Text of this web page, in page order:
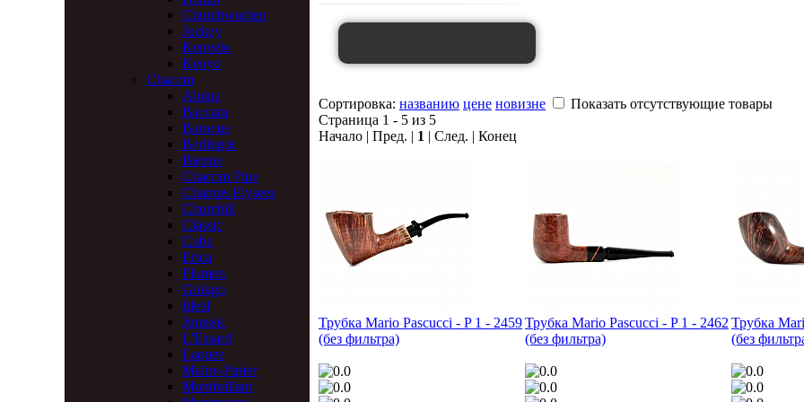
Churchwarden
Jockey
Kenvelo
Kenyo
Chacom
Alpina
Baccara
Baroque
Berlingot
Bienne
Chacom Pipe
Champs Elysees
Churchill
Classic
Cuba
Erica
Flumen
Ginkgo
Ideal
Jurassic
L'Essard
Laquee
Maitre-Pipier
Montbrillant
Сортировка: названию цене новизне
Показать отсутствующие товары
Страница 1 - 5 из 5
Начало | Пред. | 1 | След. | Конец
Трубка Mario Pascucci - P 1 - 2459
(без фильтра)
Трубка Mario Pascucci - P 1 - 2462
(без фильтра)
Трубка
(без